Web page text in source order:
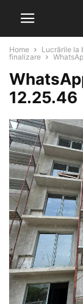
Home
Lucrările la
finalizare
12.25.46